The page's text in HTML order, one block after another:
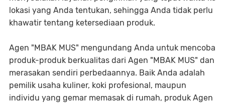
lokasi yang Anda tentukan, sehingga Anda tidak perlu
khawatir tentang ketersediaan produk.
Agen "MBAK MUS" mengundang Anda untuk mencoba
produk-produk berkualitas dari Agen "MBAK MUS" dan
merasakan sendiri perbedaannya. Baik Anda adalah
pemilik usaha kuliner, koki profesional, maupun
individu yang gemar memasak di rumah, produk Agen